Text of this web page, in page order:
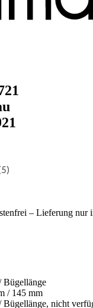
– Lieferung nur
Bügellänge
/ 145 mm
Bügellänge, nicht